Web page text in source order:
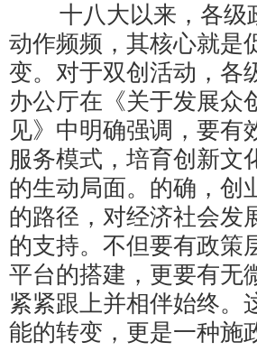
十八大以来，各级
动作频频，其核心就是
变。对于双创活动，各
办公厅在《关于发展众
见》中明确强调，要有
服务模式，培育创新文
的生动局面。的确，创
的路径，对经济社会发
的支持。不但要有政策
平台的搭建，更要有无
紧紧跟上并相伴始终。
能的转变，更是一种施